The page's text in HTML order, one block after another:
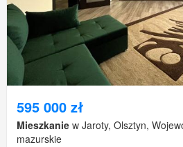
595 000 zł
Mieszkanie w Jaroty, Olsztyn,
mazurskie